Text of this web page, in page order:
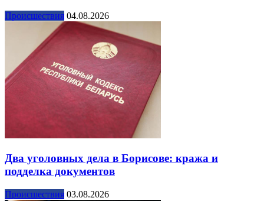
Происшествия 04.08.2026
Два уголовных дела в Борисове: кража и
подделка документов
Происшествия 03.08.2026